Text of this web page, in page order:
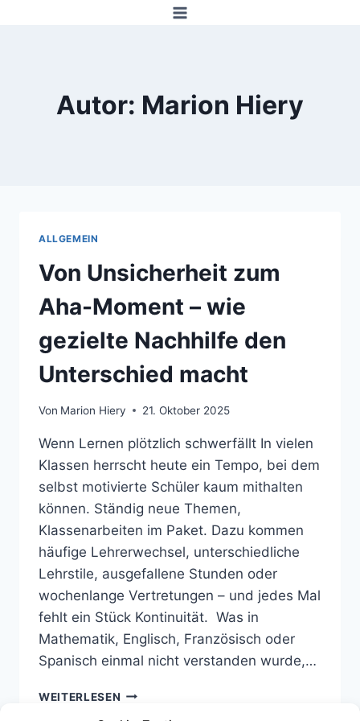
Autor: Marion Hiery
ALLGEMEIN
Von Unsicherheit zum
Aha-Moment – wie
gezielte Nachhilfe den
Unterschied macht
Von Marion Hiery 21. Oktober 2025
Wenn Lernen plötzlich schwerfällt In vielen
Klassen herrscht heute ein Tempo, bei dem
selbst motivierte Schüler kaum mithalten
können. Ständig neue Themen,
Klassenarbeiten im Paket. Dazu kommen
häufige Lehrerwechsel, unterschiedliche
Lehrstile, ausgefallene Stunden oder
wochenlange Vertretungen – und jedes Mal
fehlt ein Stück Kontinuität. Was in
Mathematik, Englisch, Französisch oder
Spanisch einmal nicht verstanden wurde,…
WEITERLESEN VON